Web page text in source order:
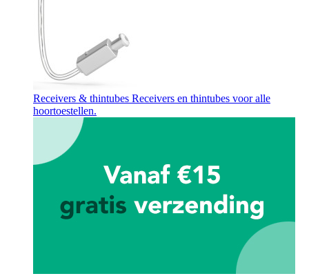
Receivers & thintubes Receivers en thintubes voor alle
hoortoestellen.